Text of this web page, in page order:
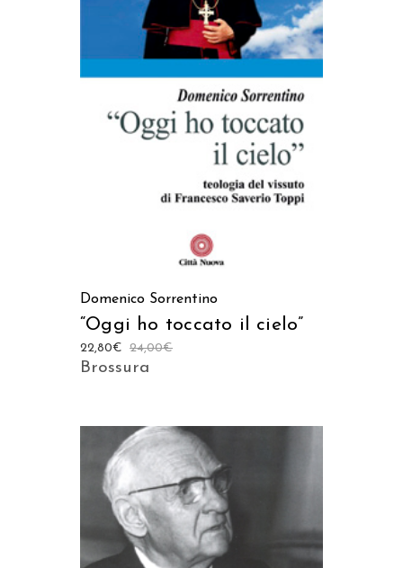
AGGIUNGI AL CARRELLO
Domenico Sorrentino
“Oggi ho toccato il cielo”
24,00€
22,80€
Brossura